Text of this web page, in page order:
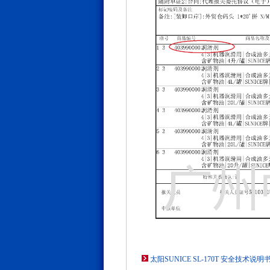
太阳SUNICE SL-170T 安全技术说明